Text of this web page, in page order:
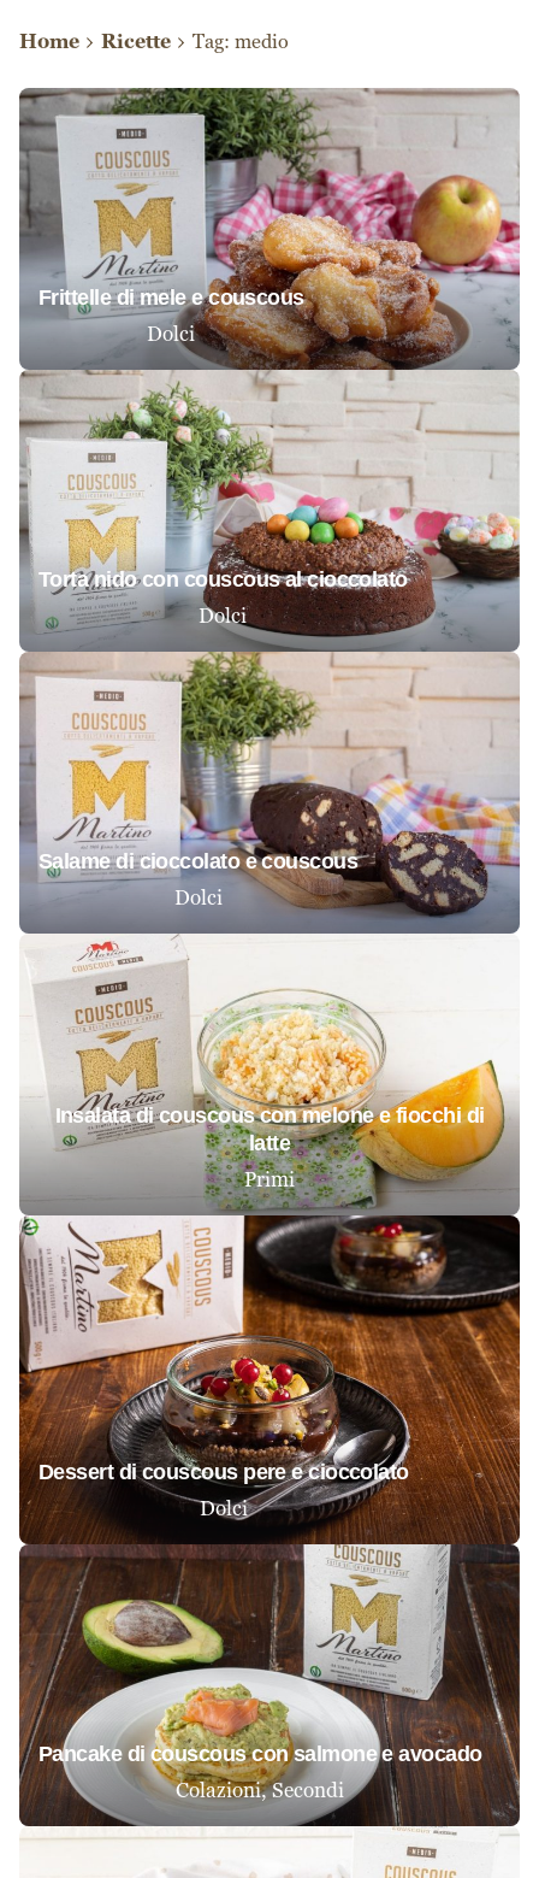
Home Ricette Tag: medio
frittelle di mele e couscous
Dolci
torta nido con couscous al cioccolato
Dolci
salame di cioccolato e couscous
Dolci
insalata di couscous con melone e fiocchi di
latte
Primi
dessert di couscous pere e cioccolato
Dolci
pancake di couscous con salmone e avocado
Colazioni Secondi